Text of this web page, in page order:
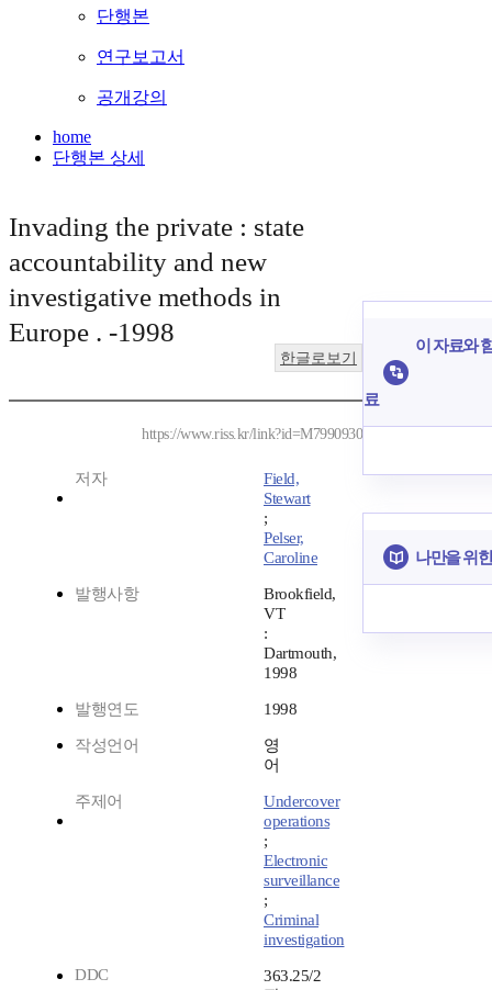
단행본
연구보고서
공개강의
home
단행본 상세
Invading the private : state
accountability and new
investigative methods in
Europe . -1998
한글로보기
https://www.riss.kr/link?id=M7990930
저자
Field,
Stewart
;
Pelser,
Caroline
발행사항
Brookfield,
VT
:
Dartmouth,
1998
발행연도 1998
작성언어
영
어
주제어
Undercover
operations
;
Electronic
surveillance
;
Criminal
investigation
DDC
363.25/2
이 자료와
료
나만을 위